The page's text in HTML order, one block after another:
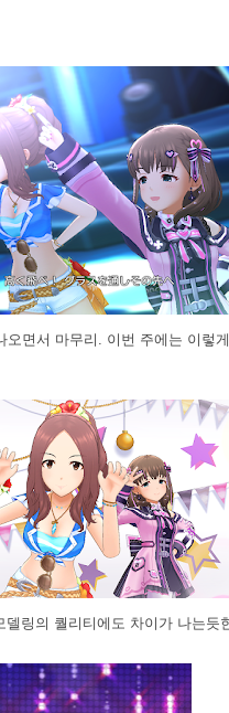
면서 마무리. 이번 주에는 이렇
링의 퀄리티에도 차이가 나는듯